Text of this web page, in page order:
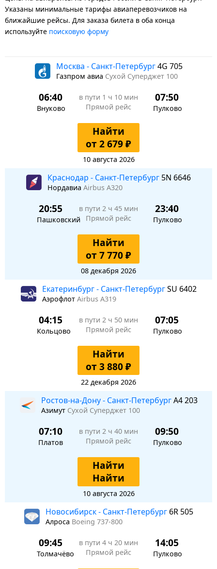
Указаны минимальные тарифы авиаперевозчиков на
ближайшие рейсы. Для заказа билета в оба конца
используйте поисковую форму
Москва - Санкт-Петербург4G 705
Газпром авиа Сухой Суперджет 100
06:40
Внуково
в пути 1 ч 10 мин
Прямой рейс
07:50
Пулково
Найти
от 2 679 ₽
10 августа 2026
Краснодар - Санкт-Петербург 5N 6646
Нордавиа Airbus A320
20:55
Пашковский
в пути 2 ч 45 мин
Прямой рейс
23:40
Пулково
Найти
от 7 770 ₽
08 декабря 2026
Екатеринбург - Санкт-ПетербургSU 6402
Аэрофлот Airbus A319
04:15
Кольцово
в пути 2 ч 50 мин
Прямой рейс
07:05
Пулково
Найти
от 3 880 ₽
22 декабря 2026
Ростов-на-Дону - Санкт-ПетербургA4 203
Азимут Сухой Суперджет 100
07:10
Платов
в пути 2 ч 40 мин
Прямой рейс
09:50
Пулково
Найти
Найти
10 августа 2026
Новосибирск - Санкт-Петербург 6R 505
Алроса Boeing 737-800
09:45
Толмачёво
в пути 4 ч 20 мин
Прямой рейс
14:05
Пулково